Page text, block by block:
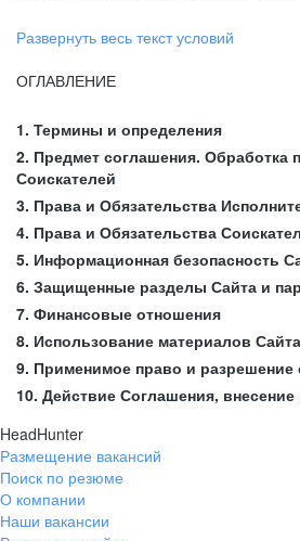
Развернуть весь текст условий
ОГЛАВЛЕНИЕ
1. Термины и определения
2. Предмет соглашения. Обработка
Соискателей
3. Права и Обязательства
4. Права и Обязательства
5. Информационная безопасность
6. Защищенные разделы Сайта и
7. Финансовые отношения
8. Использование материалов Сайта
9. Применимое право и разрешение
10. Действие Соглашения, внесение
HeadHunter
Размещение вакансий
Поиск по резюме
О компании
Наши вакансии